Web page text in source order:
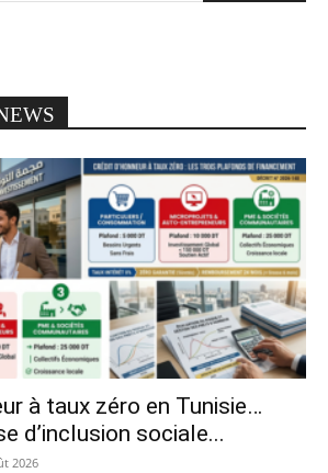
à taux zéro en Tunisie…
d’inclusion sociale...
2026